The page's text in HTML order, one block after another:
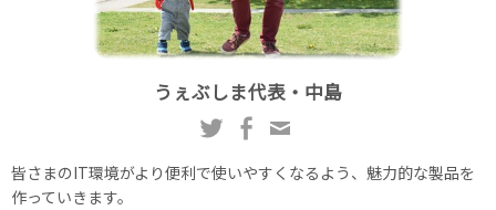
うぇぶしま代表・中島
皆さまのIT環境がより便利で使いやすくなるよう、魅力的な製品を
作っていきます。